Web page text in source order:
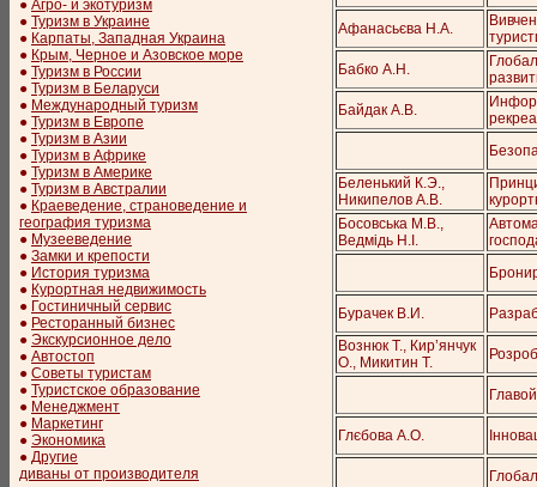
● Агро- и экотуризм
● Туризм в Украине
● Карпаты, Западная Украина
● Крым, Черное и Азовское море
● Туризм в России
● Туризм в Беларуси
● Международный туризм
● Туризм в Европе
● Туризм в Азии
● Туризм в Африке
● Туризм в Америке
● Туризм в Австралии
● Краеведение, страноведение и
география туризма
● Музееведение
● Замки и крепости
● История туризма
● Курортная недвижимость
● Гостиничный сервис
● Ресторанный бизнес
● Экскурсионное дело
● Автостоп
● Советы туристам
● Туристское образование
● Менеджмент
● Маркетинг
● Экономика
● Другие
диваны от производителя
Афанасьєва Н.А.
Бабко А.Н.
Байдак А.В.
Беленький К.Э.,
Никипелов А.В.
Босовська М.В.,
Ведмідь Н.І.
Бурачек В.И.
Вознюк Т., Кир’янчук
О., Микитин Т.
Глєбова А.О.